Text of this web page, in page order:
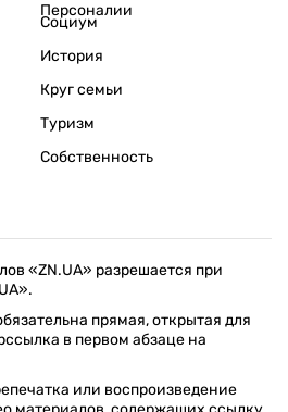
Персоналии
Социум
История
Круг семьи
Туризм
Собственность
«ZN.UA» разрешается при
прямая, открытая для
в первом абзаце на
или воспроизведение